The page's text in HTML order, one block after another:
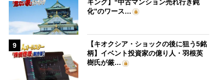
キング】“中古マンション売れ行き鈍
化”のワース…
9
【キオクシア・ショックの後に狙う5銘
柄】イベント投資家の億り人・羽根英
樹氏が厳…